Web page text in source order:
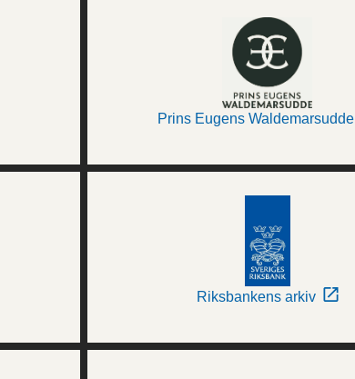
Prins Eugens Waldemarsudde
Riksbankens arkiv